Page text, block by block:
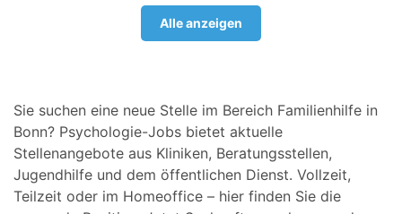
Alle anzeigen
Sie suchen eine neue Stelle im Bereich Familienhilfe in
Bonn? Psychologie-Jobs bietet aktuelle
Stellenangebote aus Kliniken, Beratungsstellen,
Jugendhilfe und dem öffentlichen Dienst. Vollzeit,
Teilzeit oder im Homeoffice – hier finden Sie die